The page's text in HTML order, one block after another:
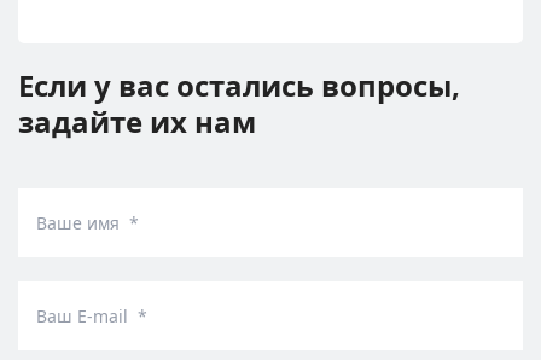
Если у вас остались вопросы,
задайте их нам
Ваше имя *
Ваш E-mail *